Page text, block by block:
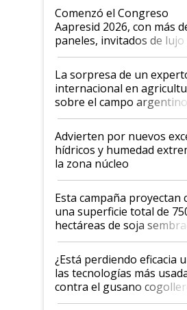
Argentina se sigan
las mismas cosas de hace
años"
Comenzó el Congreso
Aapresid 2026, con más
paneles, invitados de lujo
todas las tendencias
La sorpresa de un
internacional en
sobre el campo argentino:
"Estoy muy
Advierten por nuevos
hídricos y humedad
la zona núcleo
Esta campaña proyectan
una superficie total de
hectáreas de soja
con una nueva
variedades que marcan un
salto tecnológico en
rendimiento
¿Está perdiendo eficacia
las tecnologías más
contra el gusano
desafío de una